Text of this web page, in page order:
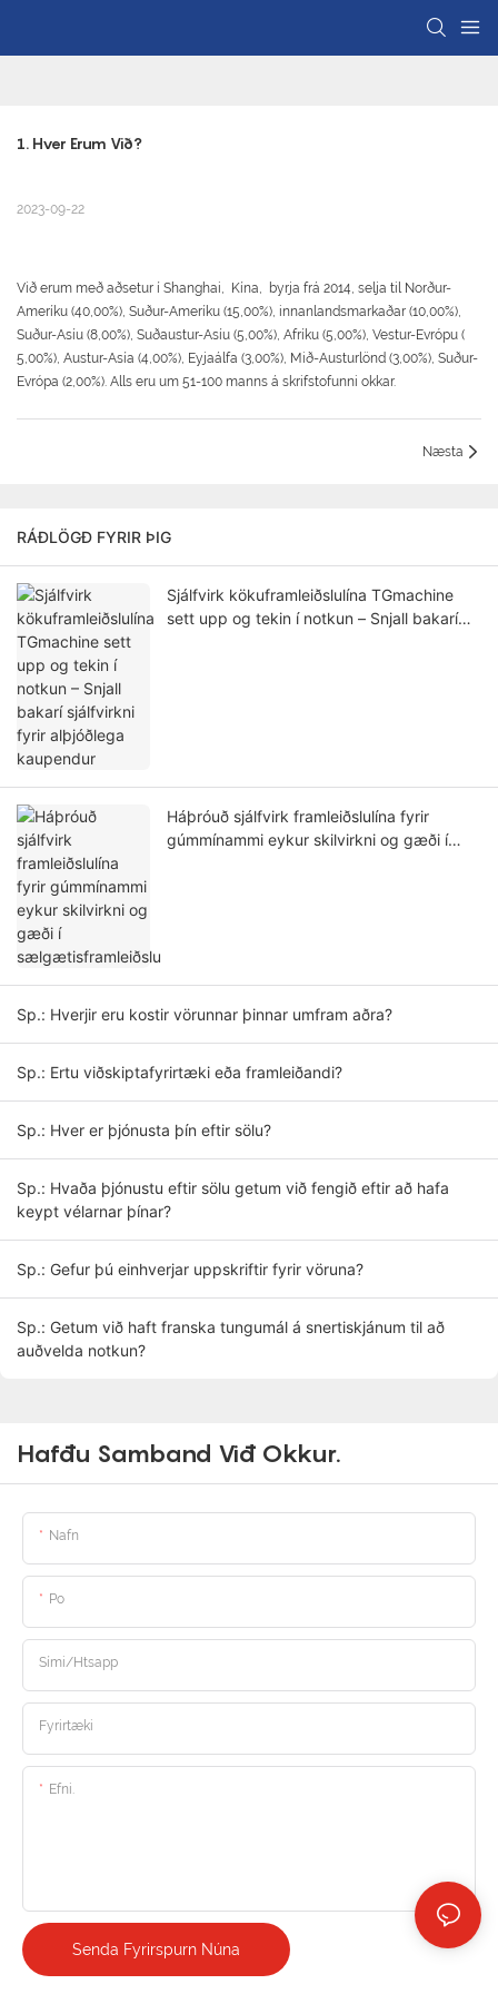
1. Hver Erum Við?
2023-09-22
Við erum með aðsetur í Shanghai, Kína, byrja frá 2014, selja til Norður-
Ameríku (40,00%), Suður-Ameríku (15,00%), innanlandsmarkaðar (10,00%),
Suður-Asíu (8,00%), Suðaustur-Asíu (5,00%), Afríku (5,00%), Vestur-Evrópu (
5,00%), Austur-Asía (4,00%), Eyjaálfa (3,00%), Mið-Austurlönd (3,00%), Suður-
Evrópa (2,00%). Alls eru um 51-100 manns á skrifstofunni okkar.
Næsta
RÁÐLÖGÐ FYRIR ÞIG
Sjálfvirk kökuframleiðslulína TGmachine
sett upp og tekin í notkun – Snjall bakarí
Háþróuð sjálfvirk framleiðslulína fyrir
gúmmínammi eykur skilvirkni og gæði í
Sp.: Hverjir eru kostir vörunnar þinnar umfram aðra?
Sp.: Ertu viðskiptafyrirtæki eða framleiðandi?
Sp.: Hver er þjónusta þín eftir sölu?
Sp.: Hvaða þjónustu eftir sölu getum við fengið eftir að hafa
keypt vélarnar þínar?
Sp.: Gefur þú einhverjar uppskriftir fyrir vöruna?
Sp.: Getum við haft franska tungumál á snertiskjánum til að
auðvelda notkun?
Hafđu Samband Viđ Okkur.
Nafn
Po
Sími/htsapp
Fyrirtæki
Efni.
Senda Fyrirspurn Núna